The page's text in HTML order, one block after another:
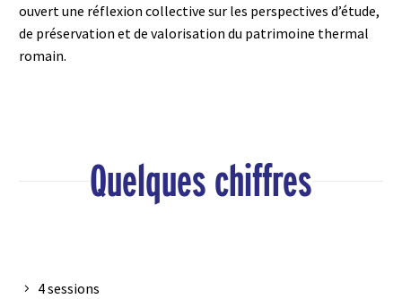
ouvert une réflexion collective sur les perspectives d’étude,
de préservation et de valorisation du patrimoine thermal
romain.
Quelques chiffres
4 sessions